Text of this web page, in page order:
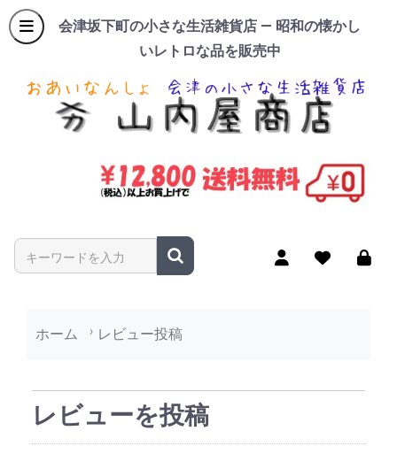
会津坂下町の小さな生活雑貨店 — 昭和の懐かし
いレトロな品を販売中
商品名やキーワードを入力
ホーム レビュー投稿
レビューを投稿